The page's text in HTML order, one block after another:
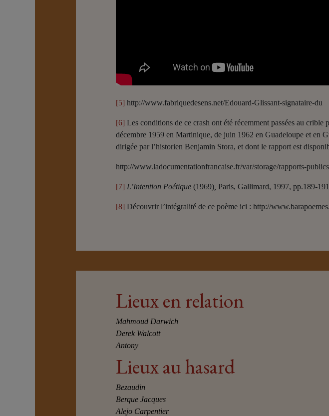
[5] http://www.fabriquedesens.net/Edouard-Glissant-signataire-du
[6] Les conditions de ce crash ont été récemment passées au
décembre 1959 en Martinique, de juin 1962 en Guadeloupe et en
dirigée par l’historien Benjamin Stora, et dont le rapport est
http://www.ladocumentationfrancaise.fr/var/storage/rapports-
[7] L’Intention Poétique (1969) Paris, Gallimard, 1997, pp.189-
[8] Découvrir l’intégralité de ce poème ici : http://
Lieux en relation
Mahmoud Darwich
Derek Walcott
Antony
Lieux au hasard
Bezaudin
Berque Jacques
Alejo Carpentier